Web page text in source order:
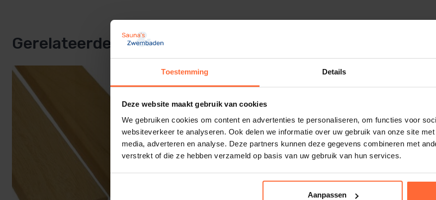
Toestemming Details
Deze website maakt gebruik van cookies
We gebruiken cookies om content en advertenties te personaliseren, om functies voor
websiteverkeer te analyseren. Ook delen we informatie over uw gebruik van onze site
media, adverteren en analyse. Deze partners kunnen deze gegevens combineren met
verstrekt of die ze hebben verzameld op basis van uw gebruik van hun services.
Aanpassen
Afmetingen & beschikbare lengtes
Abachi banklatten hebben we in standaard afmeting:
80 mm breed × 22 mm dik
Beschikbare lengtes:
50 cm
Gerelateerde producten